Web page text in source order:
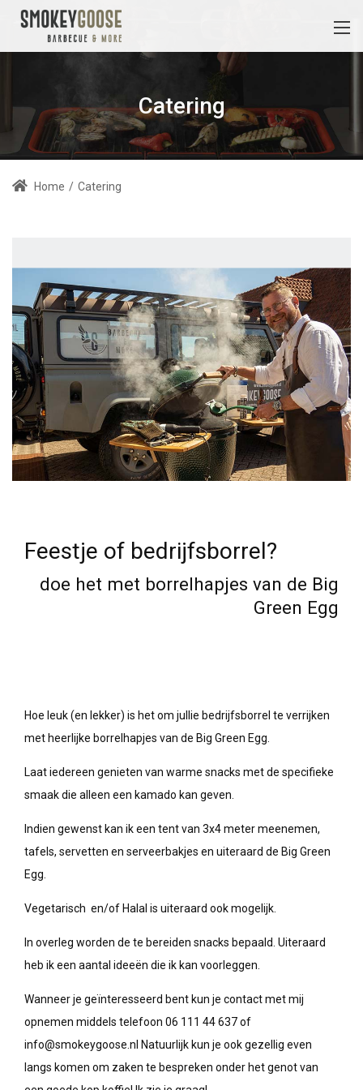
Catering
Home / Catering
Feestje of bedrijfsborrel?
doe het met borrelhapjes van de Big
Green Egg
Hoe leuk (en lekker) is het om jullie bedrijfsborrel te verrijken
met heerlijke borrelhapjes van de Big Green Egg.
Laat iedereen genieten van warme snacks met de specifieke
smaak die alleen een kamado kan geven.
Indien gewenst kan ik een tent van 3x4 meter meenemen,
tafels, servetten en serveerbakjes en uiteraard de Big Green
Egg.
Vegetarisch en/of Halal is uiteraard ook mogelijk.
In overleg worden de te bereiden snacks bepaald. Uiteraard
heb ik een aantal ideeën die ik kan voorleggen.
Wanneer je geïnteresseerd bent kun je contact met mij
opnemen middels telefoon 06 111 44 637 of
info@smokeygoose.nl Natuurlijk kun je ook gezellig even
langs komen om zaken te bespreken onder het genot van